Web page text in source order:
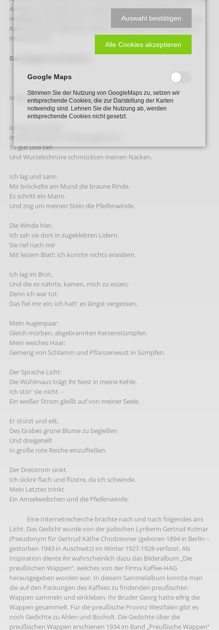
Anfragen, deren Beantwortung den eigenen Wissenshorizont
maßgeblich erweitern kann. So erreichte uns die Anfrage von Lydia
Kaatz nach dem folgenden Gedicht mit der Bitte um Hinweise zur
Interpretation.
Das Wappen von Beckum
In Rot drei silberne schrägfließende Ströme.
Ich lag und schlief,
In bärmefeuchten Erdteig eingebacken,
So gut und tief.
Und Wurzelschnüre schmückten meinen Nacken.
Ich lag und sann.
Mir bröckelte am Mund die braune Rinde.
Es schritt ein Mann
Und zog um meinen Stein die Pfeifenwinde.
Die Winde hier,
Ich sah sie dort in zugeklebten Lidern.
Sie rief nach mir
Mit leisem Blatt: ich konnte nichts erwidern.
Ich lag im Brot,
Und die es nährte, kamen, mich zu essen;
Denn ich war tot.
Das fiel mir ein; ich hatt' es längst vergessen.
Mein Augenpaar:
Gleich mürben, abgebrannten Kerzenstümpfen.
Mein weiches Haar:
Gemeng von Schlamm und Pflanzenwust in Sümpfen.
Der Sprache Licht:
Die Wühlmaus trägt ihr Nest in meine Kehle.
Ich stör' sie nicht. -
Ein weißer Strom gleißt auf von meiner Seele.
Er stürzt und eilt,
Des Grabes grüne Blume zu begießen
Und dreigeteilt
In große rote Reiche einzufließen.
Der Dreistrom sinkt.
Ich sickre flach und flüstre, da ich schwinde.
Mein Letztes trinkt
Ein Amselweibchen und die Pfeifenwinde.
Eine Internetrecherche brachte nach und nach folgendes ans
Licht. Das Gedicht wurde von der jüdischen Lyrikerin Gertrud Kolmar
(Pseudonym für Gertrud Käthe Chodziesner (geboren 1894 in Berlin –
gestorben 1943 in Auschwitz) im Winter 1927-1928 verfasst. Als
Inspiration diente ihr wahrscheinlich dazu das Bilderalbum „Die
preußischen Wappen“, welches von der Firma Kaffee-HAG
herausgegeben worden war. In diesem Sammelalbum konnte man
die auf den Packungen des Kaffees zu findenden preußischen
Wappen sammeln und einkleben. Ihr Bruder Georg hatte eifrig die
Wappen gesammelt. Für die preußische Provinz Westfalen gibt es
noch Gedichte zu Ahlen und Bocholt. Die Gedichte über die
preußischen Wappen erschienen 1934 im Band „Preußische Wappen“
Auswahl bestätigen
Alle Cookies akzeptieren
Google Maps
Stimmen Sie der Nutzung von GoogleMaps zu, setzen wir
entsprechende Cookies, die zur Darstellung der Karten
notwendig sind. Lehnen Sie die Nutzung ab, werden
entsprechende Cookies nicht gesetzt.